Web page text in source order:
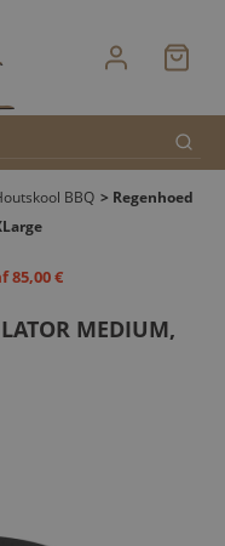
BBQ > Regenhoed
85,00 €
MEDIUM,